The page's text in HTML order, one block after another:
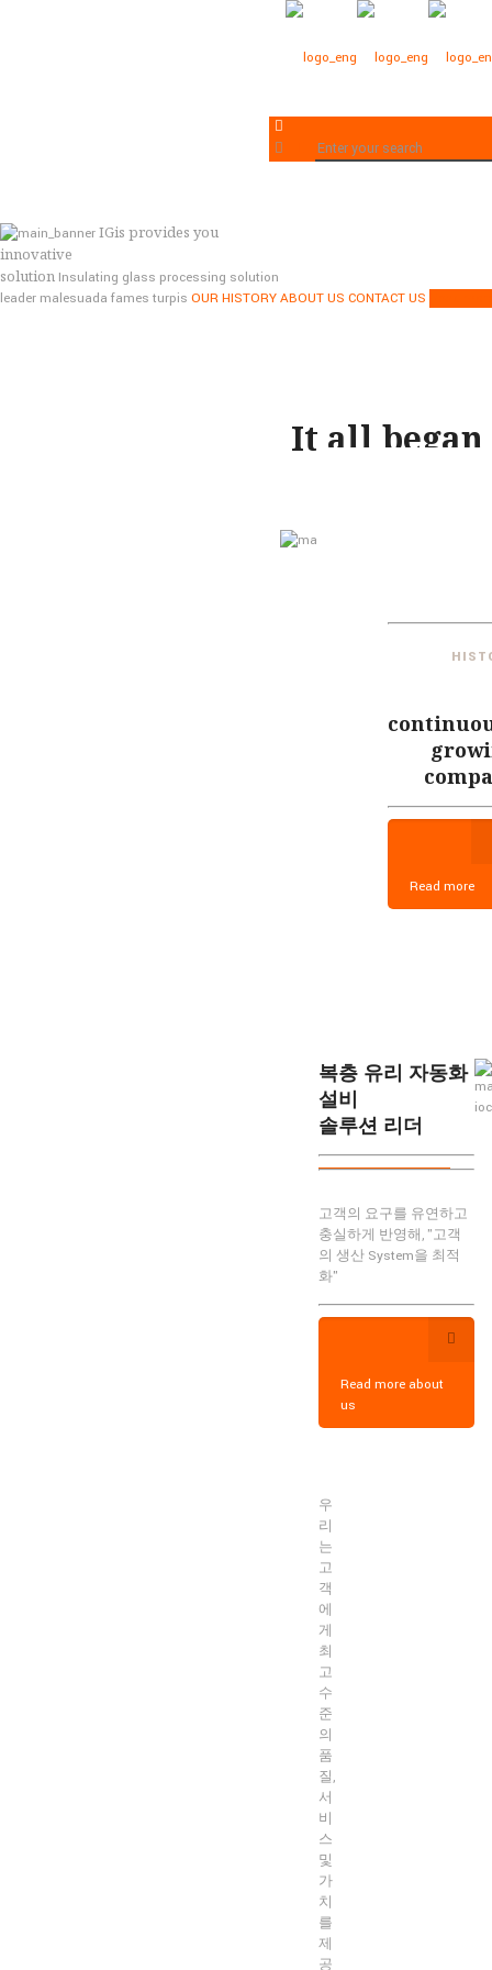
IGis provides you
innovative
solution Insulating glass processing solution
leader malesuada fames turpis OUR HISTORYABOUT US CONTACT US
It all began
Read more
복층 유리 자동화
설비
솔루션 리더
고객의 요구를 유연하고
충실하게 반영해, "고객
의 생산 System을 최적
화"
Read more about
us
우
리
는
고
객
에
게
최
고
수
준
의
품
질,
서
비
스
및
가
치
를
제
공